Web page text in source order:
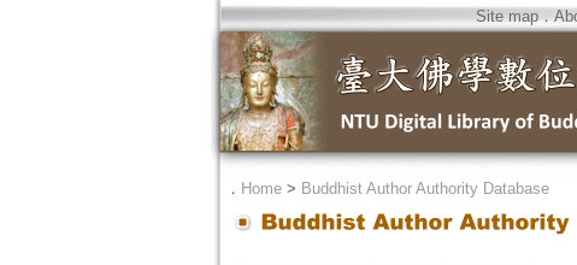
Site map．
． Home> Buddhist Author Authority Database